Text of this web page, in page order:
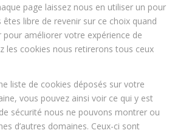
page laissez nous en utiliser un pour
libre de revenir sur ce choix quand
améliorer votre expérience de
les cookies nous retirerons tous ceux
liste de cookies déposés sur votre
vous pouvez ainsi voir ce qui y est
sécurité nous ne pouvons montrer ou
d’autres domaines. Ceux-ci sont